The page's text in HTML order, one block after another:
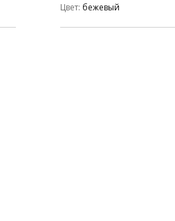
Цвет бежевый